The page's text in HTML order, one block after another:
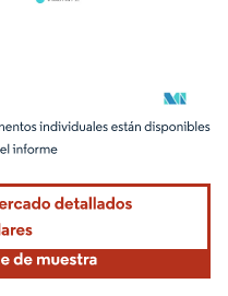
atribución según CC BY 4.0.